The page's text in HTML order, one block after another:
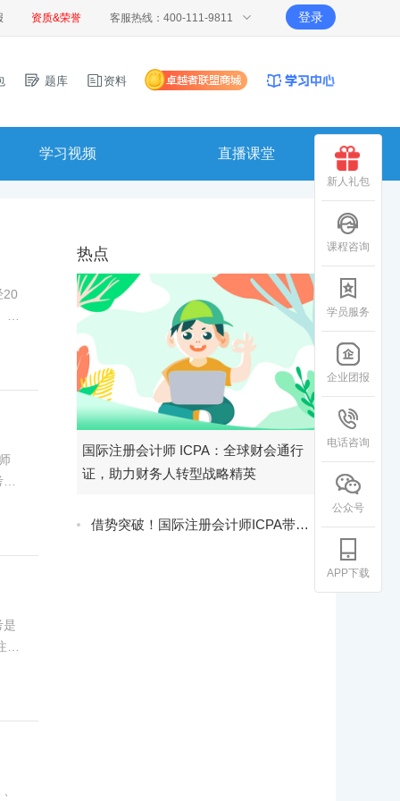
资质&荣誉 客服热线：400-111-9811 登录
题库 资料
学习视频 直播课堂
20
是
热点
国际注册会计师 ICPA：全球财会通行
证，助力财务人转型战略精英
借势突破！国际注册会计师ICPA带你打破职业瓶颈
新人礼包
课程咨询
学员服务
企业团报
电话咨询
公众号
APP下载